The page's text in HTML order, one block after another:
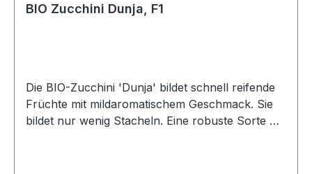
BIO Zucchini Dunja, F1
Die BIO-Zucchini 'Dunja' bildet schnell reifende
Früchte mit mildaromatischem Geschmack. Sie
bildet nur wenig Stacheln. Eine robuste Sorte mit